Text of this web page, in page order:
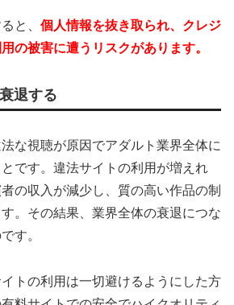
と、 個人情報を抜き取られ、クレジ
の被害に遭うリスクがあります。
退する
な視聴が原因でアダルト業界全体に
です。違法サイトの利用が増えれ
の収入が減少し、質の高い作品の制
。その結果、業界全体の衰退につな
す。
トの利用は一切避けるようにした方